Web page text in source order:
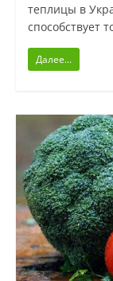
теплицы в
способствует
Далее...